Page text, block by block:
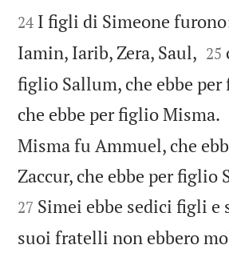


24 I figli di Simeone
Iamin, Iarib, Zera, Saul, 

25
figlio Sallum, che ebbe
che ebbe per figlio Misma.
Misma fu Ammuel, che
Zaccur, che ebbe per figlio
27 Simei ebbe sedici figli e
suoi fratelli non ebbero